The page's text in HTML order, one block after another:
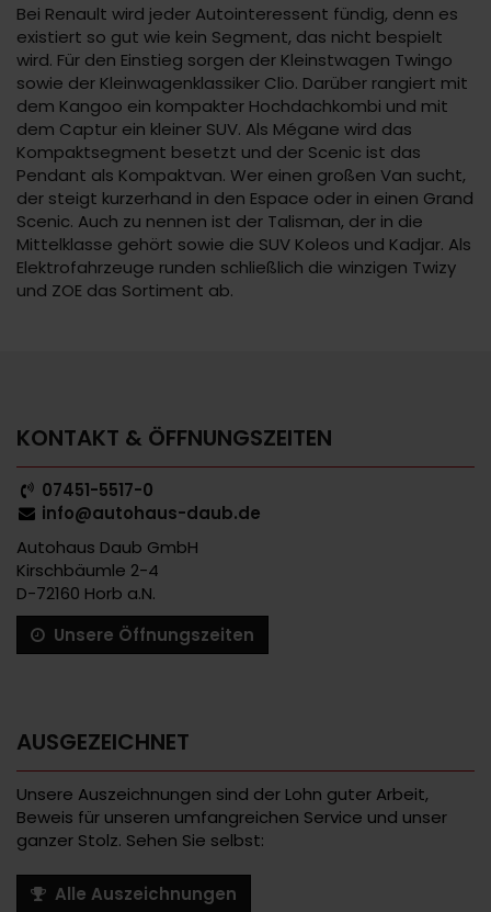
Bei Renault wird jeder Autointeressent fündig, denn es
existiert so gut wie kein Segment, das nicht bespielt
wird. Für den Einstieg sorgen der Kleinstwagen Twingo
sowie der Kleinwagenklassiker Clio. Darüber rangiert mit
dem Kangoo ein kompakter Hochdachkombi und mit
dem Captur ein kleiner SUV. Als Mégane wird das
Kompaktsegment besetzt und der Scenic ist das
Pendant als Kompaktvan. Wer einen großen Van sucht,
der steigt kurzerhand in den Espace oder in einen Grand
Scenic. Auch zu nennen ist der Talisman, der in die
Mittelklasse gehört sowie die SUV Koleos und Kadjar. Als
Elektrofahrzeuge runden schließlich die winzigen Twizy
und ZOE das Sortiment ab.
KONTAKT & ÖFFNUNGSZEITEN
07451-5517-0
info@autohaus-daub.de
Autohaus Daub GmbH
Kirschbäumle 2-4
D-72160 Horb a.N.
Unsere Öffnungszeiten
AUSGEZEICHNET
Unsere Auszeichnungen sind der Lohn guter Arbeit,
Beweis für unseren umfangreichen Service und unser
ganzer Stolz. Sehen Sie selbst:
Alle Auszeichnungen